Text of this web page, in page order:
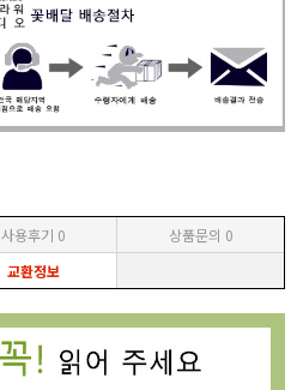
사용후기 0 상품문의 0
교환정보